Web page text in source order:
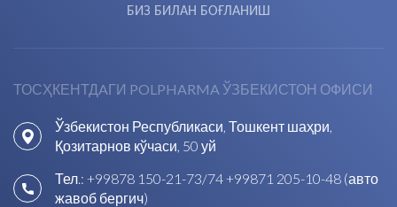
БИЗ БИЛАН БОҒЛАНИШ
ТОСҲКЕНТДAГИ POLPHARMA ЎЗБЕКИСТОН ОФИСИ
Ўзбекистон Республикаси, Тошкент шаҳри,
Қозитарнов кўчаси, 50 уй
Тел.: +99878 150-21-73/74+99871 205-10-48 (авто
жавоб бергич)